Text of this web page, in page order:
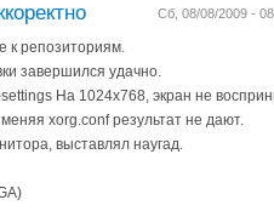
Сб, 08/08/2009 -
к репозиториям.
завершился удачно.
На 1024x768, экран не
xorg.conf результат не дают.
выставлял наугад.